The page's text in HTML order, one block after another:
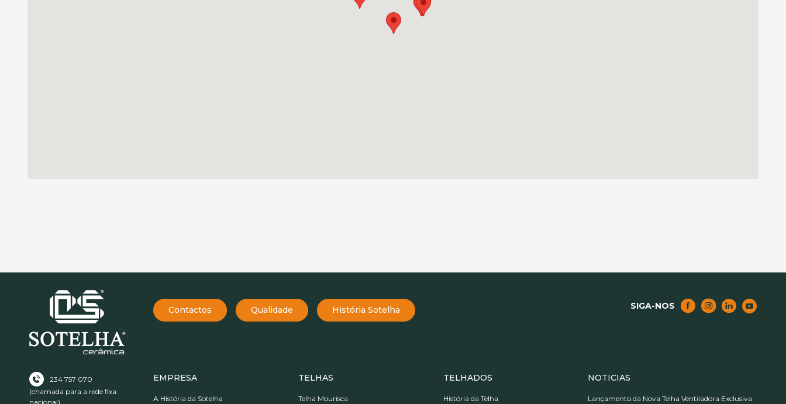
Contactos Qualidade História Sotelha SIGA-NOS
234 757 070
(chamada para a rede fixa
nacional)
EMPRESA
A História da Sotelha
TELHAS
Telha Mourisca
TELHADOS
História da Telha
NOTICIAS
Lançamento da Nova Telha Ventiladora Exclusiva